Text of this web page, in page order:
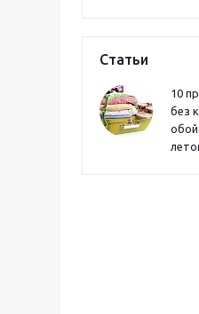
Статьи
10
без